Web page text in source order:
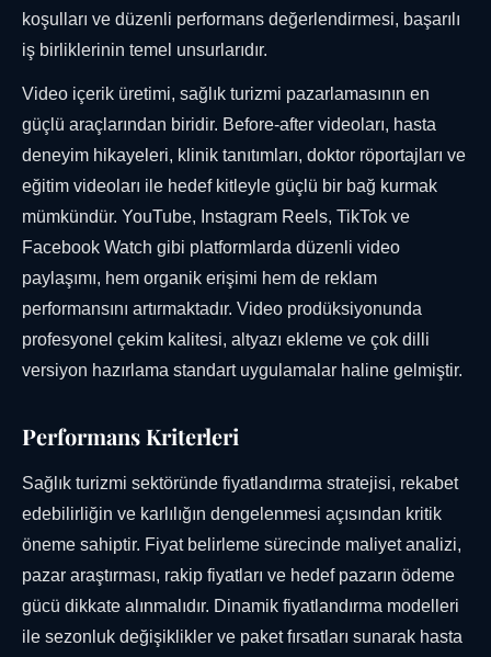
koşulları ve düzenli performans değerlendirmesi, başarılı
iş birliklerinin temel unsurlarıdır.
Video içerik üretimi, sağlık turizmi pazarlamasının en
güçlü araçlarından biridir. Before-after videoları, hasta
deneyim hikayeleri, klinik tanıtımları, doktor röportajları ve
eğitim videoları ile hedef kitleyle güçlü bir bağ kurmak
mümkündür. YouTube, Instagram Reels, TikTok ve
Facebook Watch gibi platformlarda düzenli video
paylaşımı, hem organik erişimi hem de reklam
performansını artırmaktadır. Video prodüksiyonunda
profesyonel çekim kalitesi, altyazı ekleme ve çok dilli
versiyon hazırlama standart uygulamalar haline gelmiştir.
Performans Kriterleri
Sağlık turizmi sektöründe fiyatlandırma stratejisi, rekabet
edebilirliğin ve karlılığın dengelenmesi açısından kritik
öneme sahiptir. Fiyat belirleme sürecinde maliyet analizi,
pazar araştırması, rakip fiyatları ve hedef pazarın ödeme
gücü dikkate alınmalıdır. Dinamik fiyatlandırma modelleri
ile sezonluk değişiklikler ve paket fırsatları sunarak hasta